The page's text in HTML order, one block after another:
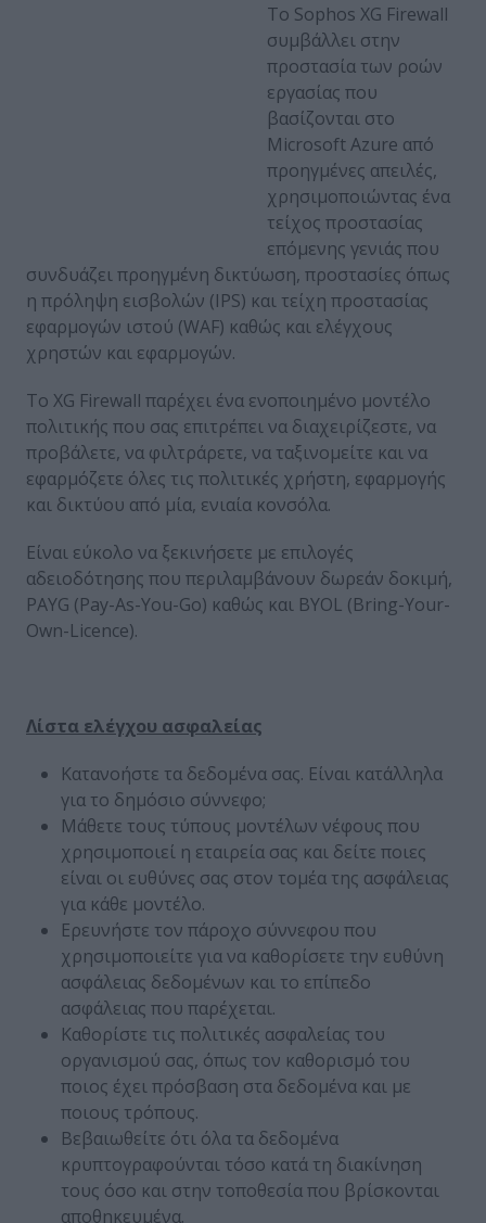
Το Sophos XG Firewall
συμβάλλει στην
προστασία των ροών
εργασίας που
βασίζονται στο
Microsoft Azure από
προηγμένες απειλές,
χρησιμοποιώντας ένα
τείχος προστασίας
επόμενης γενιάς που
συνδυάζει προηγμένη δικτύωση, προστασίες όπως
η πρόληψη εισβολών (IPS) και τείχη προστασίας
εφαρμογών ιστού (WAF) καθώς και ελέγχους
χρηστών και εφαρμογών.
Το XG Firewall παρέχει ένα ενοποιημένο μοντέλο
πολιτικής που σας επιτρέπει να διαχειρίζεστε, να
προβάλετε, να φιλτράρετε, να ταξινομείτε και να
εφαρμόζετε όλες τις πολιτικές χρήστη, εφαρμογής
και δικτύου από μία, ενιαία κονσόλα.
Είναι εύκολο να ξεκινήσετε με επιλογές
αδειοδότησης που περιλαμβάνουν δωρεάν δοκιμή,
PAYG (Pay-As-You-Go) καθώς και BYOL (Bring-Your-
Own-Licence).
Λίστα ελέγχου ασφαλείας
Κατανοήστε τα δεδομένα σας. Είναι κατάλληλα
για το δημόσιο σύννεφο;
Μάθετε τους τύπους μοντέλων νέφους που
χρησιμοποιεί η εταιρεία σας και δείτε ποιες
είναι οι ευθύνες σας στον τομέα της ασφάλειας
για κάθε μοντέλο.
Ερευνήστε τον πάροχο σύννεφου που
χρησιμοποιείτε για να καθορίσετε την ευθύνη
ασφάλειας δεδομένων και το επίπεδο
ασφάλειας που παρέχεται.
Καθορίστε τις πολιτικές ασφαλείας του
οργανισμού σας, όπως τον καθορισμό του
ποιος έχει πρόσβαση στα δεδομένα και με
ποιους τρόπους.
Βεβαιωθείτε ότι όλα τα δεδομένα
κρυπτογραφούνται τόσο κατά τη διακίνηση
τους όσο και στην τοποθεσία που βρίσκονται
αποθηκευμένα.